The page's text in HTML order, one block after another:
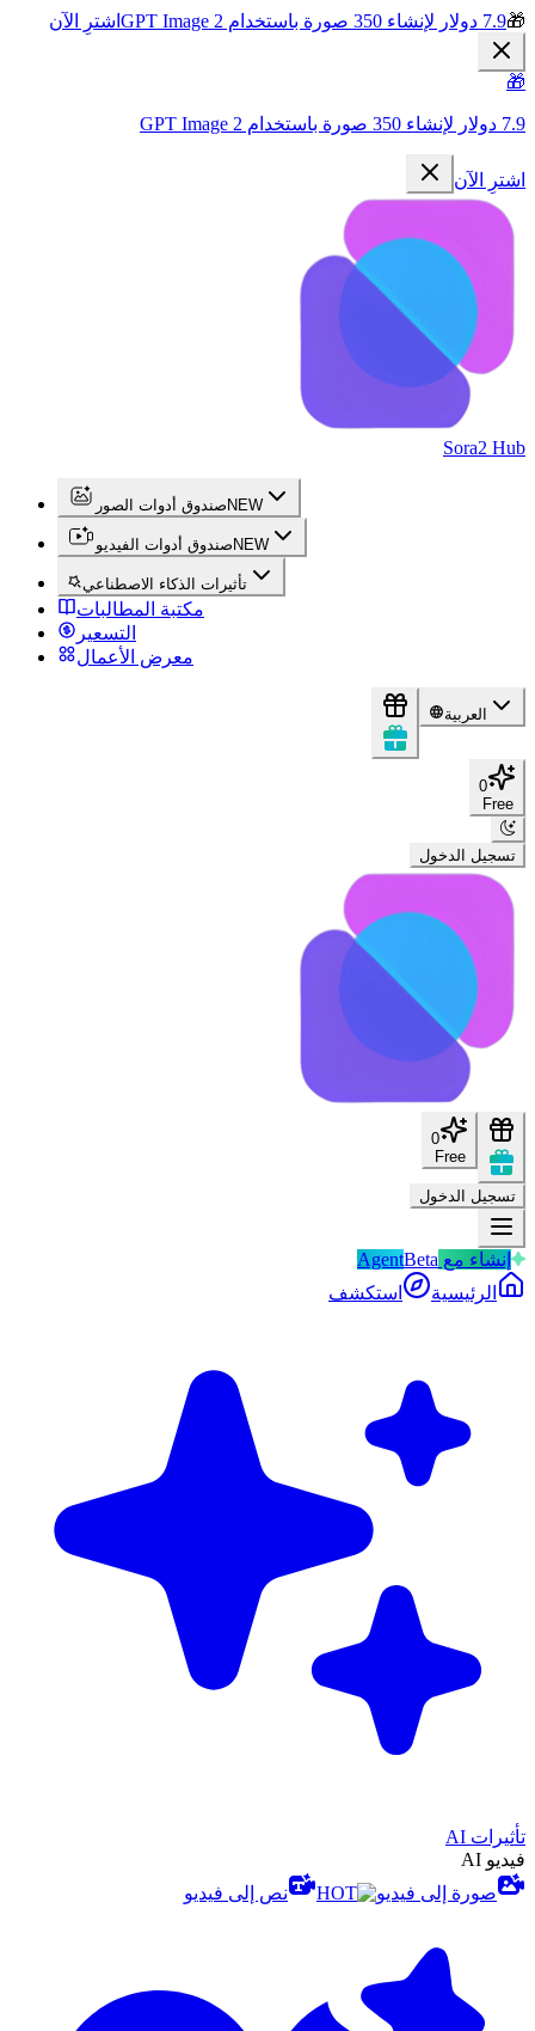
🎁7.9 دولار لإنشاء 350 صورة باستخدام GPT Image 2 اشترِ الآن
🎁
7.9 دولار لإنشاء 350 صورة باستخدام GPT Image 2
اشترِ الآن
Sora2 Hub
صندوق أدوات الصور NEW
صندوق أدوات الفيديو NEW
تأثيرات الذكاء الاصطناعي
مكتبة المطالبات
التسعير
معرض الأعمال
العربية
0
Free
تسجيل الدخول
0
Free
تسجيل الدخول
إنشاء مع Agent Beta
الرئيسية
استكشف
تأثيرات AI
فيديو AI
صورة إلى فيديو
نص إلى فيديو